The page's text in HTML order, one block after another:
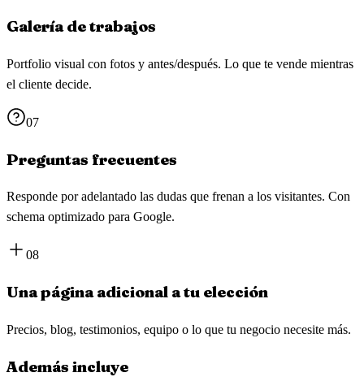
Galería de trabajos
Portfolio visual con fotos y antes/después. Lo que te vende mientras
el cliente decide.
07
Preguntas frecuentes
Responde por adelantado las dudas que frenan a los visitantes. Con
schema optimizado para Google.
08
Una página adicional a tu elección
Precios, blog, testimonios, equipo o lo que tu negocio necesite más.
Además incluye